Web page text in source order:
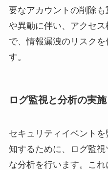
要なアカウントの削除
や異動に伴い、アクセ
で、情報漏洩のリスク
す。
ログ監視と分析の実施
セキュリティイベント
知するために、ログ監
な分析を行います。こ